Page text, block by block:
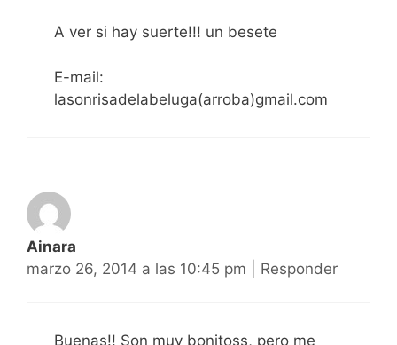
A ver si hay suerte!!! un besete
E-mail:
lasonrisadelabeluga(arroba)gmail.com
Ainara
marzo 26, 2014 a las 10:45 pm
Responder
Buenas!! Son muy bonitoss, pero me